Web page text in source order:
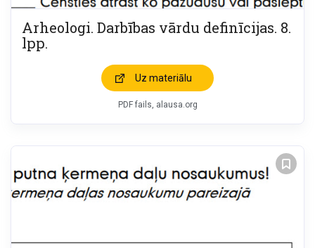
Arheologi. Darbības vārdu definīcijas. 8.
lpp.
Uz materiālu
PDF fails, alausa.org